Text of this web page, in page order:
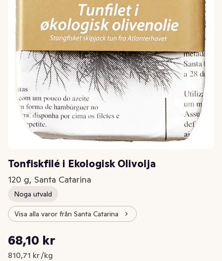
Tonfiskfilé i Ekologisk Olivolja
120 g, Santa Catarina
Noga utvald
Visa alla varor från Santa Catarina
Nuvarande pris är: 68,10 kr
68,10 kr
810,71 kr /kg
Styckpris: 810,71 kr /kg